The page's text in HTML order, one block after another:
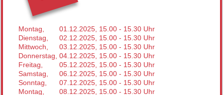
Montag, 01.12.2025, 15.00 - 15.30 Uhr
Dienstag,
02.12.2025, 15.00 - 15.30 Uhr
Mittwoch,
03.12.2025, 15.00 - 15.30 Uhr
Donnerstag, 04.12.2025, 15.00 - 15.30 Uhr
Freitag,
05.12.2025, 15.00 - 15.30 Uhr
Samstag,
06.12.2025, 15.00 - 15.30 Uhr
Sonntag,
07.12.2025, 15.00 - 15.30 Uhr
Montag,
08.12.2025, 15.00 - 15.30 Uhr